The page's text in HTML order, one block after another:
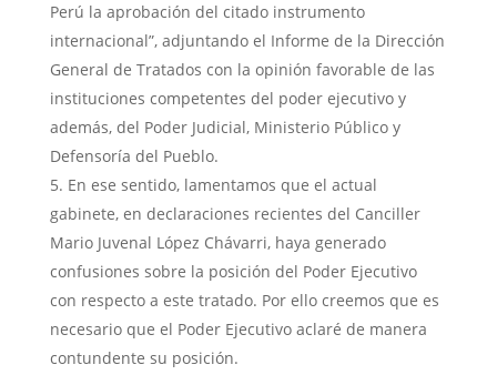
Perú la aprobación del citado instrumento
internacional”, adjuntando el Informe de la Dirección
General de Tratados con la opinión favorable de las
instituciones competentes del poder ejecutivo y
además, del Poder Judicial, Ministerio Público y
Defensoría del Pueblo.
En ese sentido, lamentamos que el actual
gabinete, en declaraciones recientes del Canciller
Mario Juvenal López Chávarri, haya generado
confusiones sobre la posición del Poder Ejecutivo
con respecto a este tratado. Por ello creemos que es
necesario que el Poder Ejecutivo aclaré de manera
contundente su posición.